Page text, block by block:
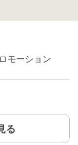
モーション
る